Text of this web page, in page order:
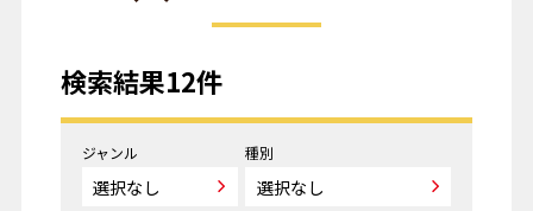
検索結果12件
ジャンル 種別